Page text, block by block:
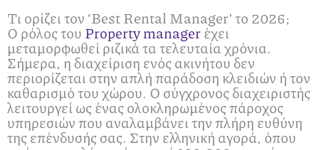
Τι ορίζει τον ‘Best Rental Manager’ το 2026;
Ο ρόλος του Property managerέχει
μεταμορφωθεί ριζικά τα τελευταία χρόνια.
Σήμερα, η διαχείριση ενός ακινήτου δεν
περιορίζεται στην απλή παράδοση κλειδιών ή τον
καθαρισμό του χώρου. Ο σύγχρονος διαχειριστής
λειτουργεί ως ένας ολοκληρωμένος πάροχος
υπηρεσιών που αναλαμβάνει την πλήρη ευθύνη
της επένδυσής σας. Στην ελληνική αγορά, όπου